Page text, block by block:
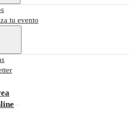
tu evento
Alcanada, dirigida por el Pro